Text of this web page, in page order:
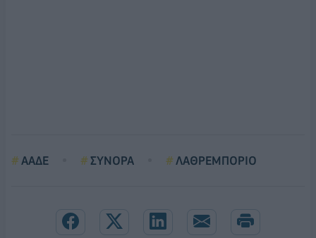
ΑΑΔΕ ΣΥΝΟΡΑ ΛΑΘΡΕΜΠΟΡΙΟ